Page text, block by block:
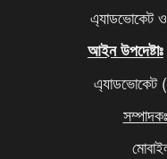
খালেদা
আবারও
মোদিকে
এ্যাডভোকেট
আইন উপদেষ্টাঃ
সম্পাদকঃ